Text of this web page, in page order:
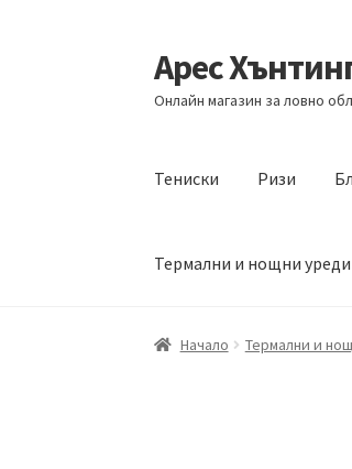
Skip
to
navigation
Skip
to
content
Арес
Онлайн магазин за ловно
Тениски Ризи
Термални и нощни уреди
Начало Термални и